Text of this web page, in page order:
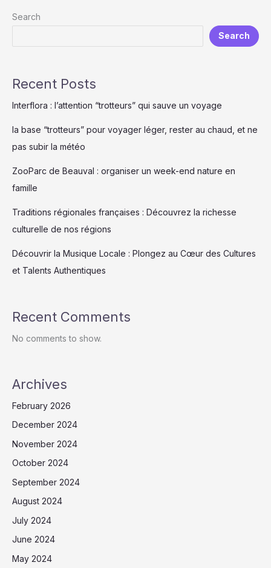
touriste
Guide
une
expérience
stress
Search
Search
Recent Posts
Interflora : l’attention “trotteurs” qui sauve un voyage
la base “trotteurs” pour voyager léger, rester au chaud, et ne
pas subir la météo
ZooParc de Beauval : organiser un week-end nature en
famille
Traditions régionales françaises : Découvrez la richesse
culturelle de nos régions
Découvrir la Musique Locale : Plongez au Cœur des Cultures
et Talents Authentiques
Recent Comments
No comments to show.
Archives
February 2026
December 2024
November 2024
October 2024
September 2024
August 2024
July 2024
June 2024
May 2024